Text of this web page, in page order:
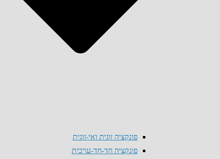
פונקציה זוגית ואי-זוגית
פונקציה חד-חד-ערכית